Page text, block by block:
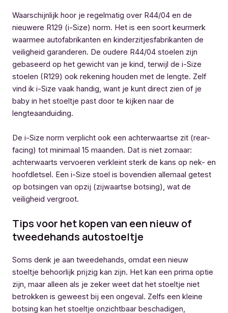
Waarschijnlijk hoor je regelmatig over R44/04 en de
nieuwere R129 (i-Size) norm. Het is een soort keurmerk
waarmee autofabrikanten en kinderzitjesfabrikanten de
veiligheid garanderen. De oudere R44/04 stoelen zijn
gebaseerd op het gewicht van je kind, terwijl de i-Size
stoelen (R129) ook rekening houden met de lengte. Zelf
vind ik i-Size vaak handig, want je kunt direct zien of je
baby in het stoeltje past door te kijken naar de
lengteaanduiding.
De i-Size norm verplicht ook een achterwaartse zit (rear-
facing) tot minimaal 15 maanden. Dat is niet zomaar:
achterwaarts vervoeren verkleint sterk de kans op nek- en
hoofdletsel. Een i-Size stoel is bovendien allemaal getest
op botsingen van opzij (zijwaartse botsing), wat de
veiligheid vergroot.
Tips voor het kopen van een nieuw of
tweedehands autostoeltje
Soms denk je aan tweedehands, omdat een nieuw
stoeltje behoorlijk prijzig kan zijn. Het kan een prima optie
zijn, maar alleen als je zeker weet dat het stoeltje niet
betrokken is geweest bij een ongeval. Zelfs een kleine
botsing kan het stoeltje onzichtbaar beschadigen,